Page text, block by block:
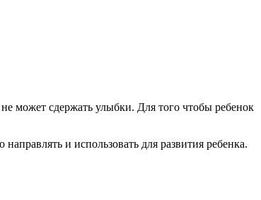
может сдержать улыбки. Для того чтобы ребенок
и использовать для развития ребенка.